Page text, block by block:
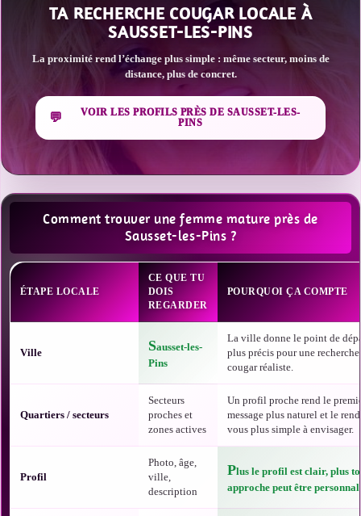
TA RECHERCHE COUGAR LOCALE À
SAUSSET-LES-PINS
La proximité rend l’échange plus simple : même secteur, moins de
distance, plus de concret.
VOIR LES PROFILS PRÈS DE SAUSSET-LES-
PINS
Comment trouver une femme mature près de
Sausset-les-Pins ?
ÉTAPE LOCALE
CE QUE TU
DOIS
REGARDER
POURQUOI ÇA COMPTE
Ville Sausset-les-
Pins
La ville donne le point de
plus précis pour une recherche
cougar réaliste.
Quartiers / secteurs
Secteurs
proches et
zones actives
Un profil proche rend le
message plus naturel et le
vous plus simple à envisager.
Profil
Photo, âge,
ville,
description
Plus le profil est clair, plus
approche peut être